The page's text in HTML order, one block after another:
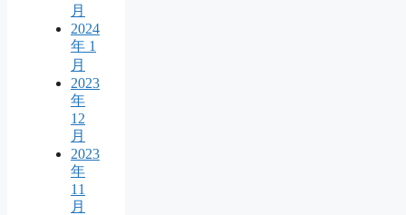
月
2024
年 1
月
2023
年
12
月
2023
年
11
月